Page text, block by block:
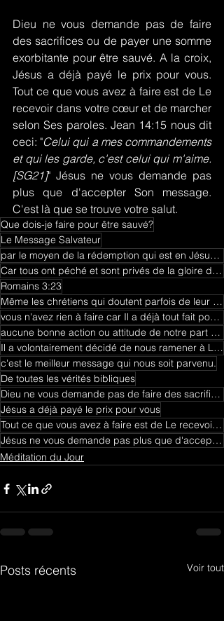
Dieu ne vous demande pas de faire
des sacrifices ou de payer une somme
exorbitante pour être sauvé. A la croix,
Jésus a déjà payé le prix pour vous.
Tout ce que vous avez à faire est de Le
recevoir dans votre cœur et de marcher
selon Ses paroles. Jean 14:15 nous dit
ceci: "Celui qui a mes commandements
et qui les garde, c'est celui qui m'aime.
[SG21]" Jésus ne vous demande pas
plus que d'accepter Son message.
C'est là que se trouve votre salut.
Que dois-je faire pour être sauvé?
Le Message Salvateur
par le moyen de la rédemption qui est en Jésus Christ.
Car tous ont péché et sont privés de la gloire de Dieu; et ils sont gratuitement justifiés par Sa gr
Romains 3:23
Même les chrétiens qui doutent parfois de leur foi se posent aussi cette question
vous n'avez rien à faire car Il a déjà tout fait pour vous
aucune bonne action ou attitude de notre part ne pourrait nous faire mériter Sa grâce et Son salut
Il a volontairement décidé de nous ramener à Lui.
c'est le meilleur message qui nous soit parvenu.
De toutes les vérités bibliques
Dieu ne vous demande pas de faire des sacrifices ou de payer une somme exorbitante pour être sauvé.
Jésus a déjà payé le prix pour vous
Tout ce que vous avez à faire est de Le recevoir dans votre cœur et de marcher selon Ses paroles
Jésus ne vous demande pas plus que d'accepter Son message
Méditation du Jour
Posts récents Voir tout